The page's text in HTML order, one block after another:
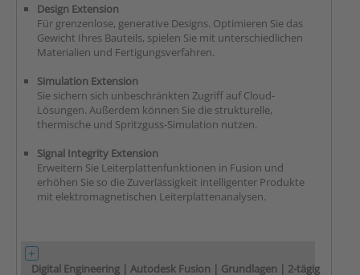
Design Extension
Für grenzenlose, generative Designs. Optimieren Sie das
Gewicht Ihres Bauteils, spielen Sie mit unterschiedlichen
Materialien und Fertigungsverfahren.
Simulation Extension
Sie sichern sich unbeschränkten Zugriff auf Cloud-
Lösungen. Außerdem können Sie die strukturelle,
thermische und Spritzguss-Simulation nutzen.
Signal Integrity Extension
Erweitern Sie Leiterplattenfunktionen in Fusion und
erhöhen Sie so die Zuverlässigkeit intelligenter Produkte
mit elektromagnetischen Leiterplattenanalysen.
Digital Engineering | Autodesk Fusion | Grundlagen | 2-tägig